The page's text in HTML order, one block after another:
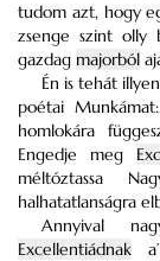
tudom azt, hogy
zsenge szint olly
gazdag majorból
Én is tehát
poétai
homlokára
Engedje meg
méltóztassa
halhatatlanságra
Annyival
Excellentiádnak